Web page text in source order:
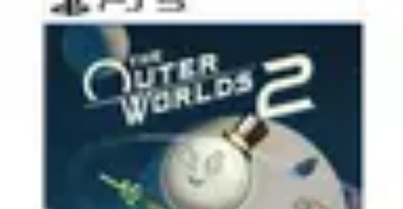
Voyager Lointain
DestinationsBudget et ÉconomieConseils de
Technologie Culture
Voyager Lointain